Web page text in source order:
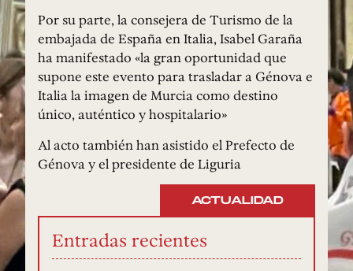
Por su parte, la consejera de Turismo de la
embajada de España en Italia, Isabel Garaña
ha manifestado «la gran oportunidad que
supone este evento para trasladar a Génova e
Italia la imagen de Murcia como destino
único, auténtico y hospitalario»
Al acto también han asistido el Prefecto de
Génova y el presidente de Liguria
ACTUALIDAD
Entradas recientes